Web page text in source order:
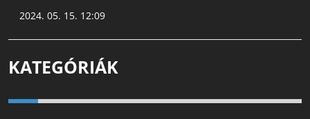
2024. 05. 15. 12:09
KATEGÓRIÁK